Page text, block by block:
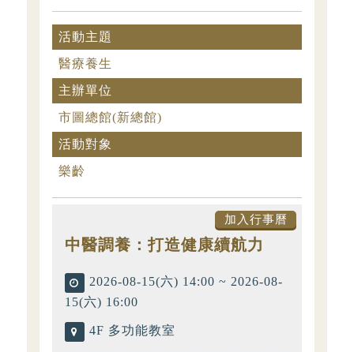
活動主題
醫療養生
主辦單位
市圖總館(新總館)
活動對象
樂齡
中醫調養：打造健康續航力
加入行事曆
時
間
2026-08-15(六) 14:00 ~ 2026-08-
15(六) 16:00
地
4F 多功能教室